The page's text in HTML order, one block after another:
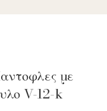
με
V-12-k